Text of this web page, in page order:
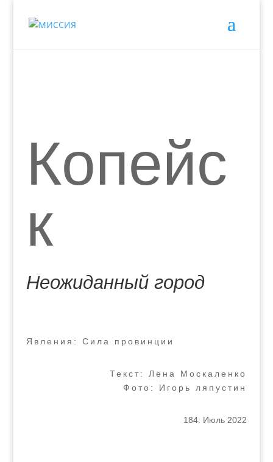
Копейс
к
Неожиданный город
Явления: Сила провинции
Текст: Лена Москаленко
Фото: Игорь ляпустин
184: Июль 2022